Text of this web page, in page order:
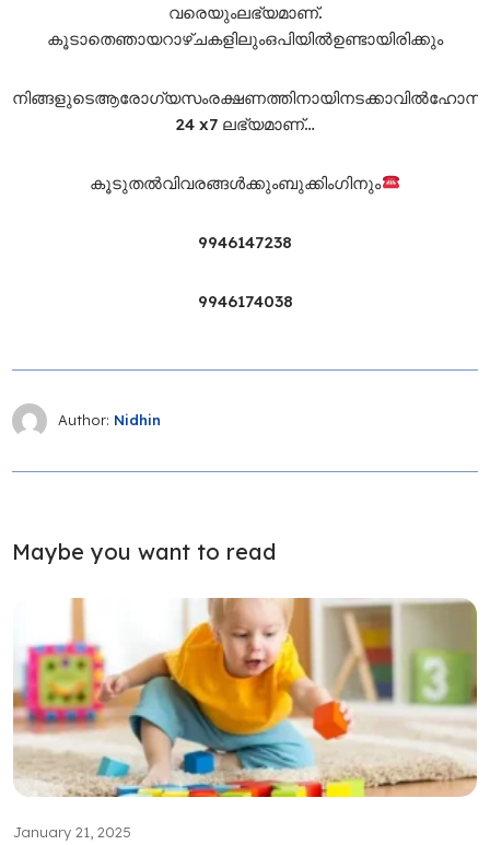
വരെയുംലഭ്യമാണ്.
കൂടാതെഞായറാഴ്ചകളിലുംഒപിയിൽഉണ്ടായിരിക്കും
24 x7 ലഭ്യമാണ്…
കൂടുതൽവിവരങ്ങൾക്കുംബുക്കിംഗിനും
9946147238
9946174038
Author: Nidhin
Maybe you want to read
January 21, 2025